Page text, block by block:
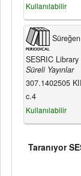
Kullanılabilir
SESRIC Library
Süreli Yayınlar
307.1402505
c.4
Kullanılabilir
Taranıyor